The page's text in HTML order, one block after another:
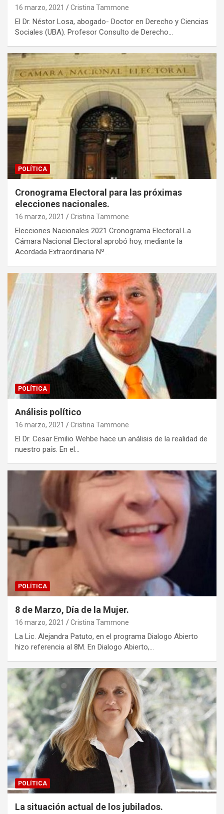
16 marzo, 2021 Cristina Tammone
El Dr. Néstor Losa, abogado- Doctor en Derecho y Ciencias
Sociales (UBA). Profesor Consulto de Derecho…
POLÍTICA
Cronograma Electoral para las próximas
elecciones nacionales.
16 marzo, 2021 Cristina Tammone
Elecciones Nacionales 2021 Cronograma Electoral La
Cámara Nacional Electoral aprobó hoy, mediante la
Acordada Extraordinaria Nº…
POLÍTICA
Análisis político
16 marzo, 2021 Cristina Tammone
El Dr. Cesar Emilio Wehbe hace un análisis de la realidad de
nuestro país. En el…
POLÍTICA
8 de Marzo, Día de la Mujer.
16 marzo, 2021 Cristina Tammone
La Lic. Alejandra Patuto, en el programa Dialogo Abierto
hizo referencia al 8M. En Dialogo Abierto,…
POLÍTICA
La situación actual de los jubilados.